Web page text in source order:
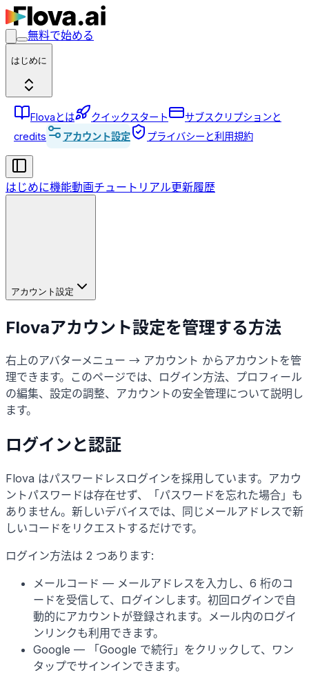
無料で始める
はじめに
Flovaとは クイックスタート
サブスクリプションと
credits
アカウント設定 プライバシーと利用規約
はじめに機能動画チュートリアル更新履歴
アカウント設定
Flovaアカウント設定を管理する方法
右上のアバターメニュー → アカウント からアカウントを管
理できます。このページでは、ログイン方法、プロフィール
の編集、設定の調整、アカウントの安全管理について説明し
ます。
ログインと認証
Flova はパスワードレスログインを採用しています。アカウ
ントパスワードは存在せず、「パスワードを忘れた場合」も
ありません。新しいデバイスでは、同じメールアドレスで新
しいコードをリクエストするだけです。
ログイン方法は 2 つあります:
メールコード — メールアドレスを入力し、6 桁のコ
ードを受信して、ログインします。初回ログインで自
動的にアカウントが登録されます。メール内のログイ
ンリンクも利用できます。
Google — 「Google で続行」をクリックして、ワン
タップでサインインできます。